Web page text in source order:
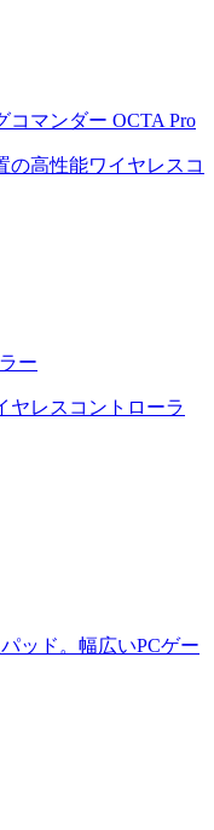
マンダー OCTA Pro
の高性能ワイヤレスコ
ー
ヤレスコントローラ
ッド。幅広いPCゲー